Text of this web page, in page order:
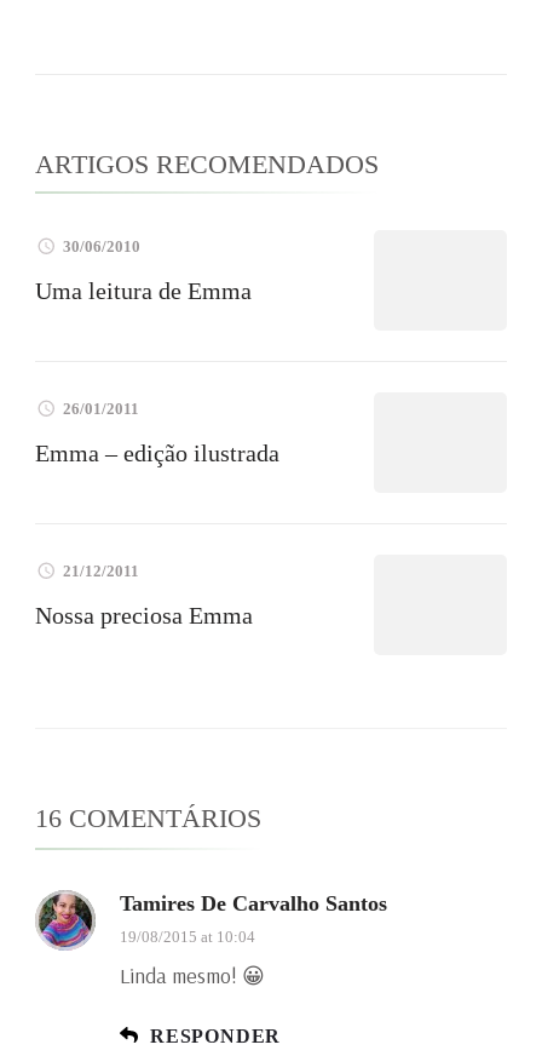
ARTIGOS RECOMENDADOS
30/06/2010
Uma leitura de Emma
26/01/2011
Emma – edição ilustrada
21/12/2011
Nossa preciosa Emma
16 COMENTÁRIOS
Tamires De Carvalho Santos
19/08/2015 at 10:04
Linda mesmo! 😀
RESPONDER